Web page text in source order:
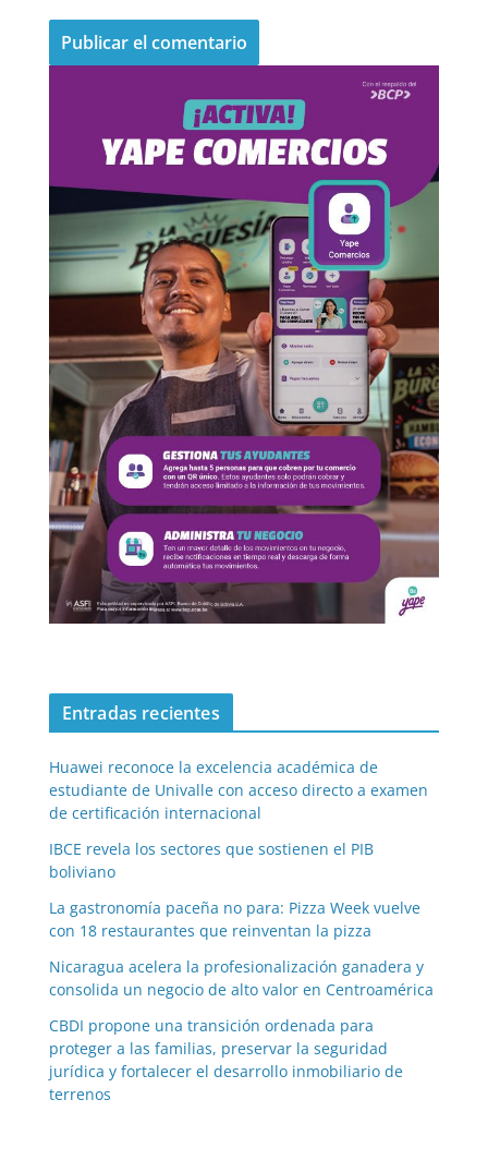
Entradas recientes
Huawei reconoce la excelencia académica de
estudiante de Univalle con acceso directo a examen
de certificación internacional
IBCE revela los sectores que sostienen el PIB
boliviano
La gastronomía paceña no para: Pizza Week vuelve
con 18 restaurantes que reinventan la pizza
Nicaragua acelera la profesionalización ganadera y
consolida un negocio de alto valor en Centroamérica
CBDI propone una transición ordenada para
proteger a las familias, preservar la seguridad
jurídica y fortalecer el desarrollo inmobiliario de
terrenos